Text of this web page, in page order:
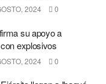
2024 0
su apoyo a
explosivos
2024 0